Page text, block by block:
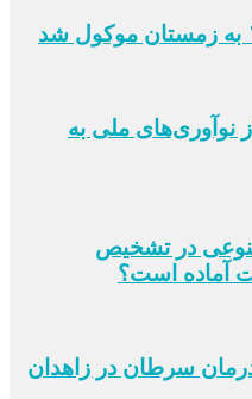
ملی به
در تشخیص
آماده است؟
سرطان در زاهدان